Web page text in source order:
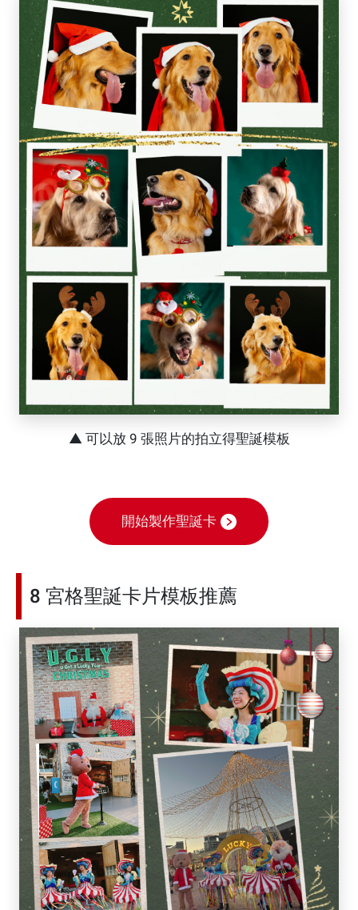
▲ 可以放 9 張照片的拍立得聖誕模板
開始製作聖誕卡
8 宮格聖誕卡片模板推薦